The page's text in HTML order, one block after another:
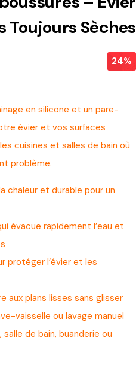
Toujours Sèches
24%
en silicone et un pare-
évier et vos surfaces
cuisines et salles de bain où
problème.
chaleur et durable pour un
évacue rapidement l’eau et
protéger l’évier et les
aux plans lisses sans glisser
vaisselle ou lavage manuel
de bain, buanderie ou